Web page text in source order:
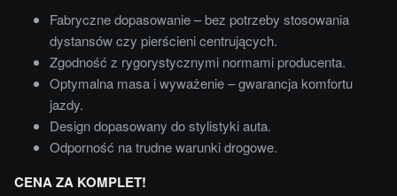
Fabryczne dopasowanie – bez potrzeby stosowania
dystansów czy pierścieni centrujących.
Zgodność z rygorystycznymi normami producenta.
Optymalna masa i wyważenie – gwarancja komfortu
jazdy.
Design dopasowany do stylistyki auta.
Odporność na trudne warunki drogowe.
CENA ZA KOMPLET!